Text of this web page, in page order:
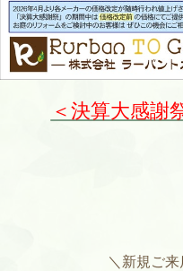
＜決算大感謝
＼新規ご